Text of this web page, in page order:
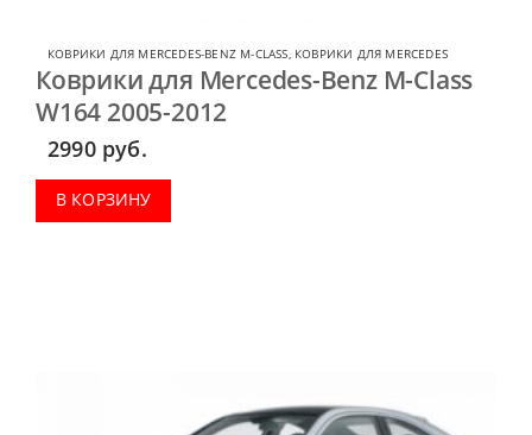
КОВРИКИ ДЛЯ MERCEDES-BENZ M-CLASS, КОВРИКИ ДЛЯ MERCEDES
Коврики для Mercedes-Benz M-Class
W164 2005-2012
2990 руб.
В КОРЗИНУ